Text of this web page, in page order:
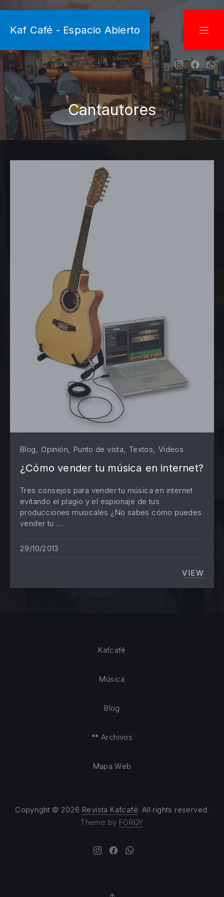
Kaf Café - Espacio Abierto
NewNew
Cantautores
Blog Opinión Punto de vista Textos Videos
¿Cómo vender tu música en internet?
Tres consejos para vender tu música en internet
evitando el plagio y el espionaje de tus
producciones musicales ¿No sabes cómo puedes
vender tu …
29/10/2013
VIEW
Copyright © 2026 Revista Kafcafé. All rights reserved.
Theme by FORQY
Kafcafé
Música
Blog
** Archivos
Mapa Web
New Window
New Window
New Window
PREVIOUS